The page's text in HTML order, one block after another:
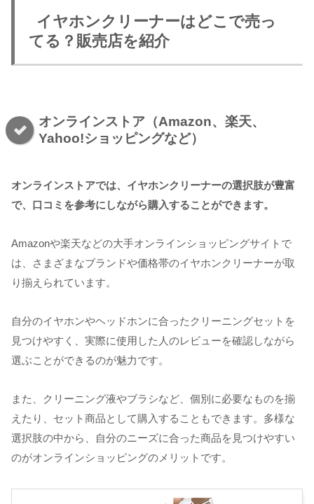
イヤホンクリーナーはどこで売っ
てる？販売店を紹介
オンラインストア（Amazon、楽天、
Yahoo!ショッピングなど）
オンラインストアでは、イヤホンクリーナーの選択肢が豊富
で、口コミを参考にしながら購入することができます。
Amazonや楽天などの大手オンラインショッピングサイトで
は、さまざまなブランドや価格帯のイヤホンクリーナーが取
り揃えられています。
自分のイヤホンやヘッドホンに合ったクリーニングセットを
見つけやすく、実際に使用した人のレビューを確認しながら
選ぶことができるのが魅力です。
また、クリーニング液やブラシなど、個別に必要なものを揃
えたり、セット商品として購入することもできます。多様な
選択肢の中から、自分のニーズに合った商品を見つけやすい
のがオンラインショッピングのメリットです。